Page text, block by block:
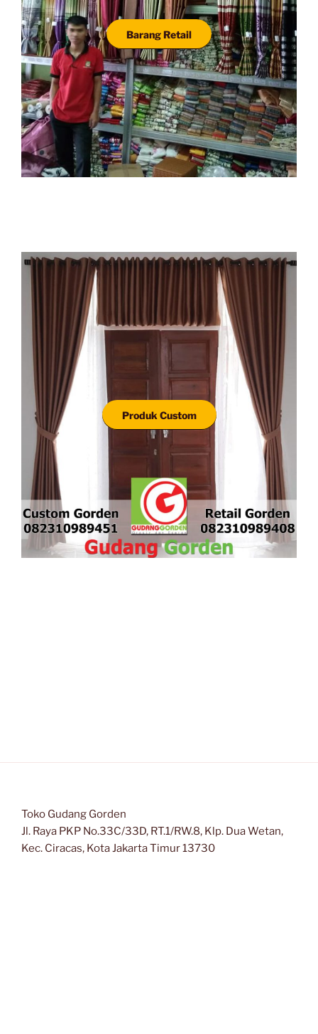
Barang Retail
Produk Custom
Toko Gudang Gorden
Jl. Raya PKP No.33C/33D, RT.1/RW.8, Klp. Dua Wetan,
Kec. Ciracas, Kota Jakarta Timur 13730